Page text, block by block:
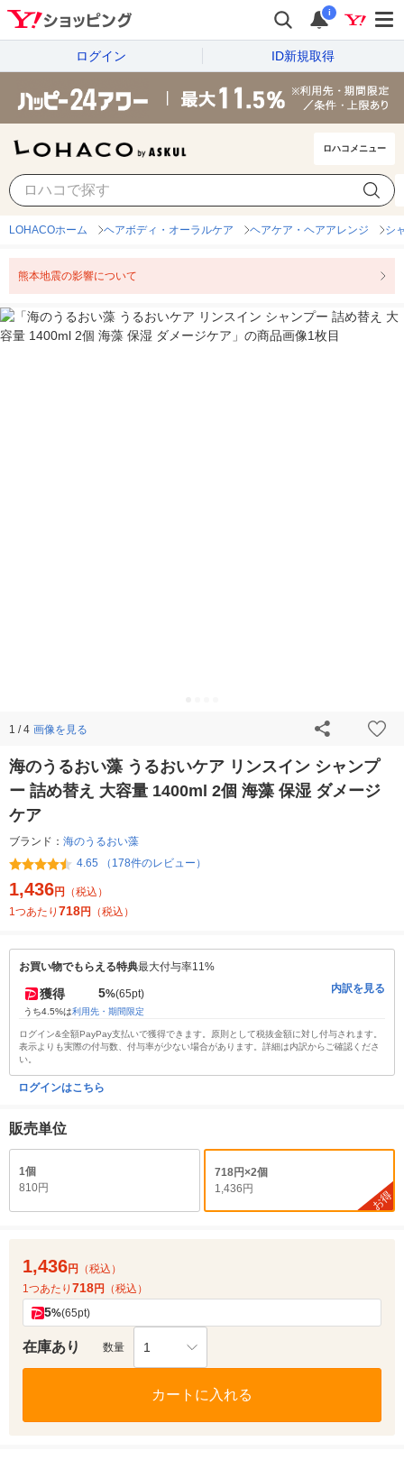
i
ログイン ID新規取得
ロハコメニュー
LOHACOホーム ヘアボディ・オーラルケア ヘアケア・ヘアアレンジ シ
熊本地震の影響について
1 / 4 画像を見る
海のうるおい藻 うるおいケア リンスイン シャンプ
ー 詰め替え 大容量 1400ml 2個 海藻 保湿 ダメージ
ケア
ブランド： 海のうるおい藻
4.65 （178件のレビュー）
1,436円
（税込）
1つあたり 718円 （税込）
お買い物でもらえる特典最大付与率11%
獲得 5%(65pt)
うち4.5%は利用先・期間限定
内訳を見る
ログイン&全額PayPay支払いで獲得できます。原則として税抜金額に対し付与されます。
表示よりも実際の付与数、付与率が少ない場合があります。詳細は内訳からご確認くださ
い。
ログインはこちら
販売単位
1個
810円
718円×2個
1,436円
お得
1,436円
（税込）
1つあたり 718円 （税込）
5%(65pt)
在庫あり 数量 1
カートに入れる